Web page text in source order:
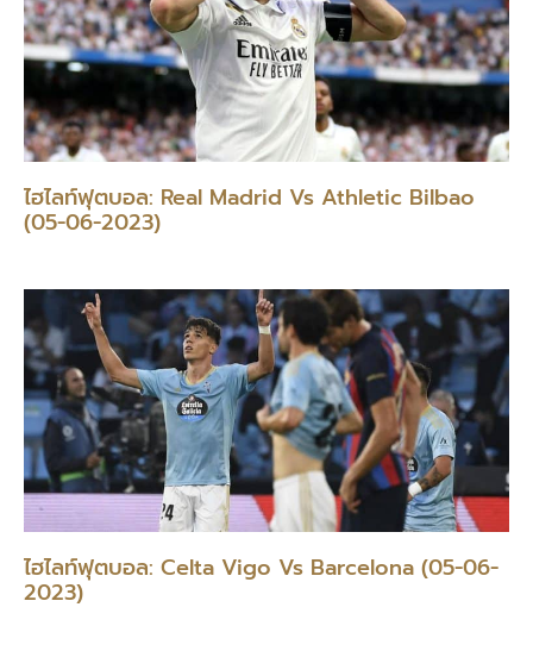
ไฮไลท์ฟุตบอล: Real Madrid Vs Athletic Bilbao
(05-06-2023)
ไฮไลท์ฟุตบอล: Celta Vigo Vs Barcelona (05-06-
2023)